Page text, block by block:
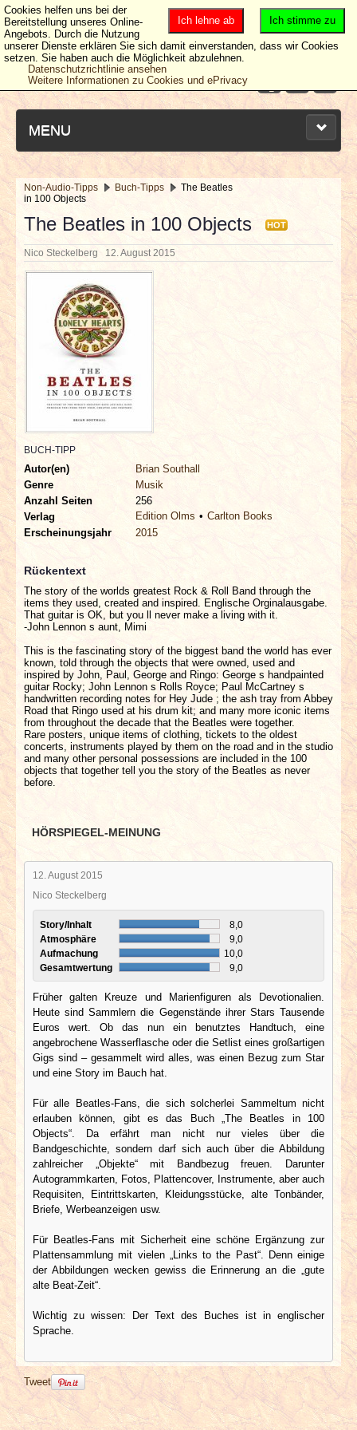
MENU
NEUESTE ARTIKEL
NEWS & DATES
BERICHTE
VERLOSUNGEN
INTERVIEWS
SPECIALS
REDAKTION
LINKS
ARCHIV
Non-Audio-Tipps Buch-Tipps
The Beatles
in 100 Objects
The Beatles in 100 Objects HOT
Nico Steckelberg 12. August 2015
BUCH-TIPP
Autor(en)
Brian Southall
Genre
Musik
Anzahl Seiten
256
Verlag
Edition Olms
Carlton Books
Erscheinungsjahr
2015
Rückentext
The story of the worlds greatest Rock & Roll Band through the
items they used, created and inspired. Englische Orginalausgabe.
That guitar is OK, but you ll never make a living with it.
-John Lennon s aunt, Mimi
This is the fascinating story of the biggest band the world has ever
known, told through the objects that were owned, used and
inspired by John, Paul, George and Ringo: George s handpainted
guitar Rocky; John Lennon s Rolls Royce; Paul McCartney s
handwritten recording notes for Hey Jude ; the ash tray from Abbey
Road that Ringo used at his drum kit; and many more iconic items
from throughout the decade that the Beatles were together.
Rare posters, unique items of clothing, tickets to the oldest
concerts, instruments played by them on the road and in the studio
and many other personal possessions are included in the 100
objects that together tell you the story of the Beatles as never
before.
HÖRSPIEGEL-MEINUNG
12. August 2015
Nico Steckelberg
Story/Inhalt
8,0
Atmosphäre
9,0
Aufmachung
10,0
Gesamtwertung
9,0
Früher galten Kreuze und Marienfiguren als Devotionalien.
Heute sind Sammlern die Gegenstände ihrer Stars Tausende
Euros wert. Ob das nun ein benutztes Handtuch, eine
angebrochene Wasserflasche oder die Setlist eines großartigen
Gigs sind – gesammelt wird alles, was einen Bezug zum Star
und eine Story im Bauch hat.
Für alle Beatles-Fans, die sich solcherlei Sammeltum nicht
erlauben können, gibt es das Buch „The Beatles in 100
Objects“. Da erfährt man nicht nur vieles über die
Bandgeschichte, sondern darf sich auch über die Abbildung
zahlreicher „Objekte“ mit Bandbezug freuen. Darunter
Autogrammkarten, Fotos, Plattencover, Instrumente, aber auch
Requisiten, Eintrittskarten, Kleidungsstücke, alte Tonbänder,
Briefe, Werbeanzeigen usw.
Für Beatles-Fans mit Sicherheit eine schöne Ergänzung zur
Plattensammlung mit vielen „Links to the Past“. Denn einige
der Abbildungen wecken gewiss die Erinnerung an die „gute
alte Beat-Zeit“.
Wichtig zu wissen: Der Text des Buches ist in englischer
Sprache.
Tweet
Ich stimme zu
Ich lehne ab
Cookies helfen uns bei der
Bereitstellung unseres Online-
Angebots. Durch die Nutzung
unserer Dienste erklären Sie sich damit einverstanden, dass wir Cookies
setzen. Sie haben auch die Möglichkeit abzulehnen.
Datenschutzrichtlinie ansehen
Weitere Informationen zu Cookies und ePrivacy